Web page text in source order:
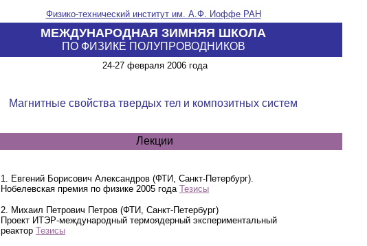
Физико-технический институт им. А.Ф. Иоффе РАН
МЕЖДУНАРОДНАЯ ЗИМНЯЯ ШКОЛА
ПО ФИЗИКЕ ПОЛУПРОВОДНИКОВ
24-27февраля 2006года
Магнитные свойства твердых тел и композитных систем
Лекции
1. Евгений Борисович Александров (ФТИ, Санкт-Петербург).
Нобелевская премия по физике 2005 года Тезисы
2. Михаил Петрович Петров (ФТИ, Санкт-Петербург)
Проект ИТЭР-международный термоядерный экспериментальный
реактор Тезисы